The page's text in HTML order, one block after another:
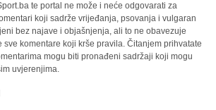
te portal ne može i neće odgovarati za
koji sadrže vrijeđanja, psovanja i vulgaran
bez najave i objašnjenja, ali to ne obavezuje
sve komentare koji krše pravila. Čitanjem prihvatate
mogu biti pronađeni sadržaji koji mogu
uvjerenjima.